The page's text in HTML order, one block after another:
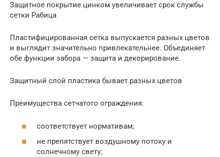
Защитное покрытие цинком увеличивает срок службы
сетки Рабица
Пластифицированная сетка выпускается разных цветов
и выглядит значительно привлекательнее. Объединяет
обе функции забора — защита и декорирование.
Защитный слой пластика бывает разных цветов
Преимущества сетчатого ограждения:
соответствует нормативам;
не препятствует воздушному потоку и
солнечному свету;